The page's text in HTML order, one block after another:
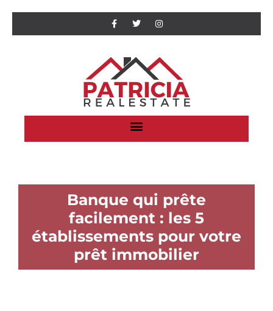
Banque qui prête
facilement : les 5
établissements pour votre
prêt immobilier